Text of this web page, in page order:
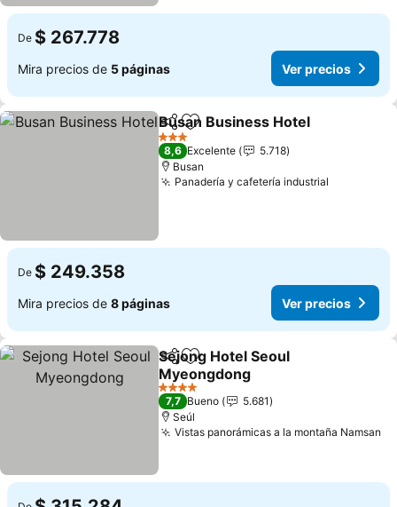
De $ 267.778
Mira precios de 5 páginas Ver precios
CompartirAgregar a favoritos
Busan Business Hotel
3 Estrellas
8,6 Excelente
5.718
Busan
Panadería y cafetería industrial
De $ 249.358
Mira precios de 8 páginas Ver precios
CompartirAgregar a favoritos
Sejong Hotel Seoul
Myeongdong
4 Estrellas
7,7 Bueno
5.681
Seúl
Vistas panorámicas a la montaña Namsan